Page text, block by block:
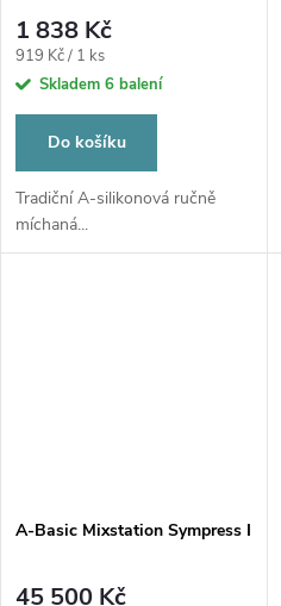
1 838 Kč
Měrná
cena:
919 Kč / 1 ks
Skladem 6 balení
Do košíku
Tradiční A-silikonová ručně
míchaná...
A-Basic Mixstation Sympress I
45 500 Kč